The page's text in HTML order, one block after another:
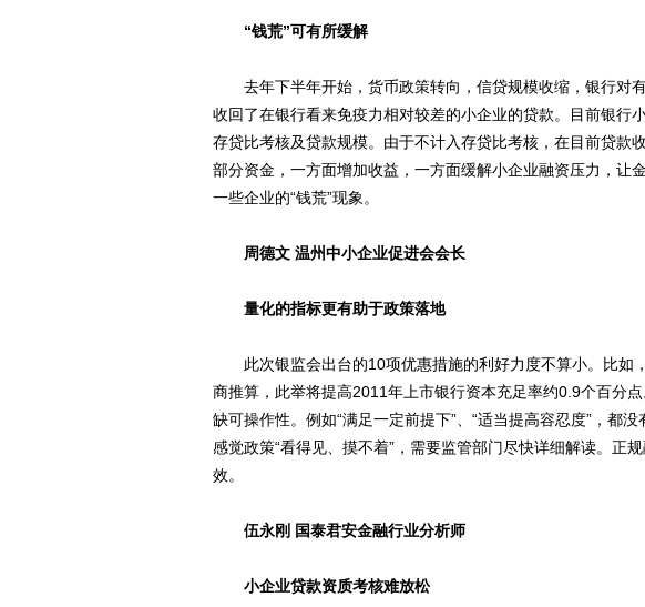
“钱荒”可有所缓解
去年下半年开始，货币政策转向，信贷规模收缩，银行对有
收回了在银行看来免疫力相对较差的小企业的贷款。目前银行
存贷比考核及贷款规模。由于不计入存贷比考核，在目前贷款
部分资金，一方面增加收益，一方面缓解小企业融资压力，让
一些企业的“钱荒”现象。
周德文 温州中小企业促进会会长
量化的指标更有助于政策落地
此次银监会出台的10项优惠措施的利好力度不算小。比如
商推算，此举将提高2011年上市银行资本充足率约0.9个百分
缺可操作性。例如“满足一定前提下”、“适当提高容忍度”，都
感觉政策“看得见、摸不着”，需要监管部门尽快详细解读。正
效。
伍永刚 国泰君安金融行业分析师
小企业贷款资质考核难放松